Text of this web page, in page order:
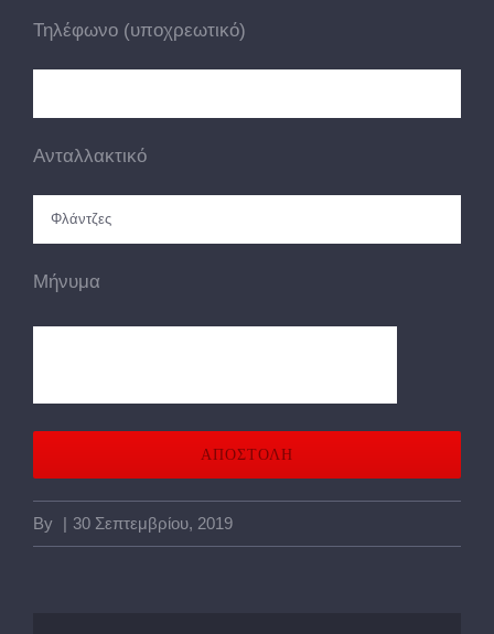
Τηλέφωνο (υποχρεωτικό)
Ανταλλακτικό
Μήνυμα
By | 30 Σεπτεμβρίου, 2019